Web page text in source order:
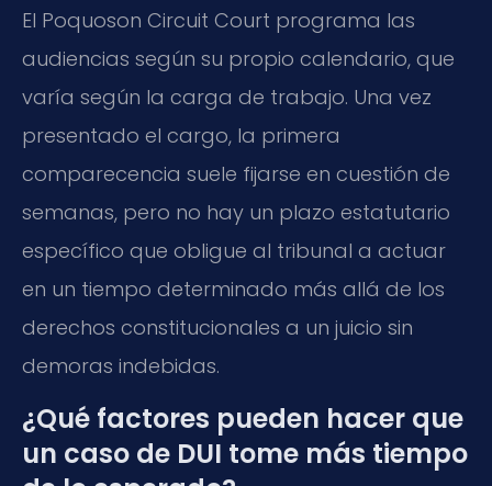
El Poquoson Circuit Court programa las
audiencias según su propio calendario, que
varía según la carga de trabajo. Una vez
presentado el cargo, la primera
comparecencia suele fijarse en cuestión de
semanas, pero no hay un plazo estatutario
específico que obligue al tribunal a actuar
en un tiempo determinado más allá de los
derechos constitucionales a un juicio sin
demoras indebidas.
¿Qué factores pueden hacer que
un caso de DUI tome más tiempo